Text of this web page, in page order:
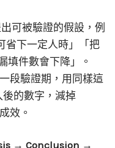
出可被驗證的假設，例
省下一定人時」「把
填件數會下降」。
一段驗證期，用同樣這
後的數字，減掉
效。
→ Conclusion →